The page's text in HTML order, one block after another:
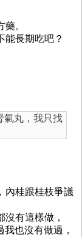
。
能長期吃吧？
氣丸，我只找
內桂跟桂枝爭議
有這樣做，
也沒有做過，